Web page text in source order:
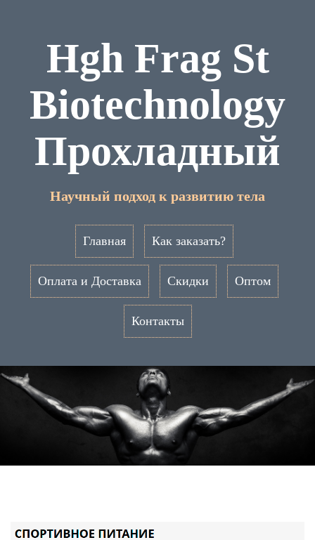
Hgh Frag St
Biotechnology
Прохладный
Научный подход к развитию тела
Главная Как заказать?
Оплата и Доставка Скидки Оптом
Контакты